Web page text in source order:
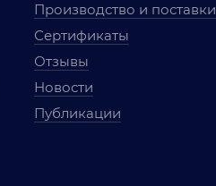
Производство и поставки
Сертификаты
Отзывы
Новости
Публикации